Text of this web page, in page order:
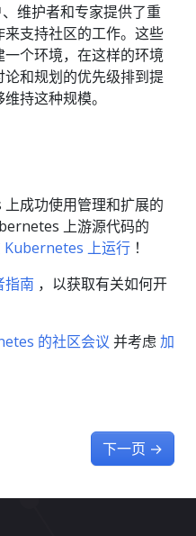
维护者和专家提供了重
支持社区的工作。这些
个环境，在这样的环境
和规划的优先级排到提
持这种规模。
成功使用管理和扩展的
上游源代码的
Kubernetes 上运行 ！
指南 ，以获取有关如何开
的社区会议 并考虑加
下一页 →